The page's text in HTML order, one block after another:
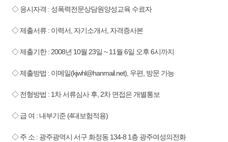
◇ 응시자격 : 성폭력전문상담원양성교육 수료자
◇ 제출서류 : 이력서, 자기소개서, 자격증사본
◇ 제출기한 : 2008년 10월 23일 ~ 11월 6일 오후 6시까지
◇ 제출방법 : 이메일(kjwhl@hanmail.net), 우편, 방문 가능
◇ 전형방법 : 1차 서류심사 후, 2차 면접은 개별통보
◇ 급 여 : 내부기준 (4대보험적용)
◇ 주 소 : 광주광역시 서구 화정동 134-8 1층 광주여성의전화